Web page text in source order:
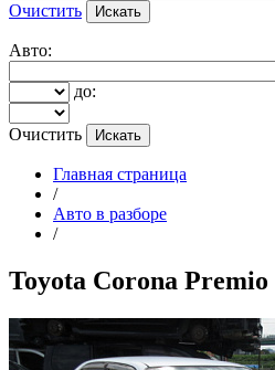
Очистить
Авто:
до:
Очистить
Главная страница
/
Авто в разборе
/
Toyota Corona Premio